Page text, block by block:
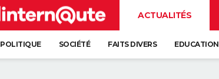
ACTUALITÉS
POLITIQUE SOCIÉTÉ FAITS DIVERS EDUCATION